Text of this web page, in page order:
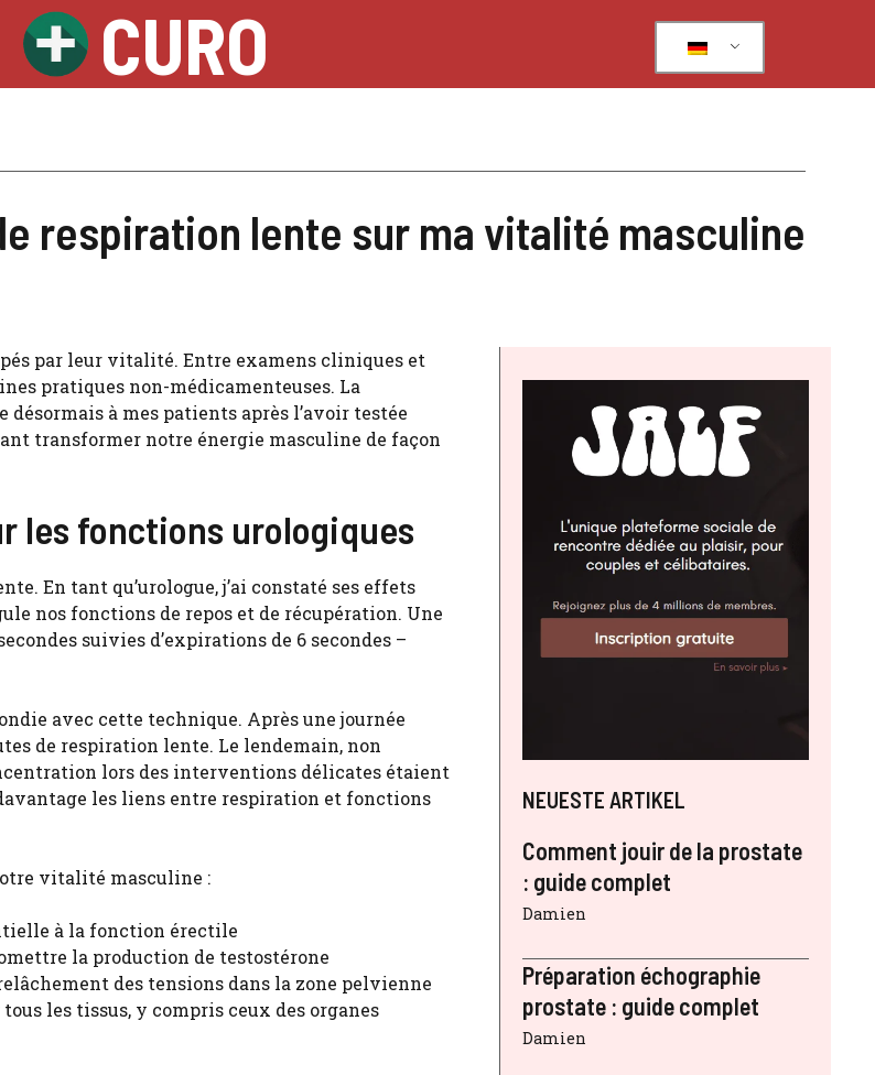
CURO
respiration lente sur ma vitalité masculine
par leur vitalité. Entre examens cliniques et
pratiques non-médicamenteuses. La
à mes patients après l’avoir testée
transformer notre énergie masculine de façon
les fonctions urologiques
En tant qu’urologue, j’ai constaté ses effets
nos fonctions de repos et de récupération. Une
suivies d’expirations de 6 secondes –
avec cette technique. Après une journée
de respiration lente. Le lendemain, non
lors des interventions délicates étaient
les liens entre respiration et fonctions
vitalité masculine :
à la fonction érectile
la production de testostérone
des tensions dans la zone pelvienne
les tissus, y compris ceux des organes
NEUESTE ARTIKEL
Comment jouir de la prostate
: guide complet
Damien
Préparation échographie
prostate : guide complet
Damien